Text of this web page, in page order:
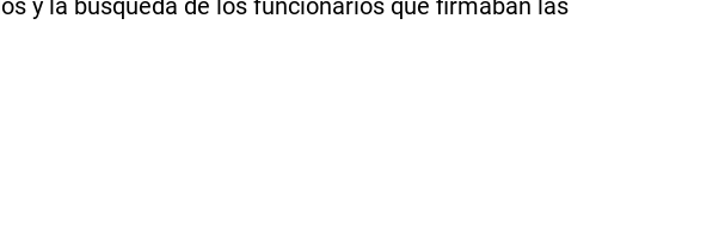
y la búsqueda de los funcionarios que firmaban las